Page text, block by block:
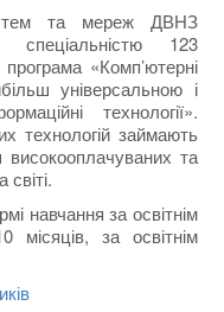
та мереж ДВНЗ
123
«Комп’ютерні
універсальною і
технології».
технологій займають
та
навчання за освітнім
за освітнім